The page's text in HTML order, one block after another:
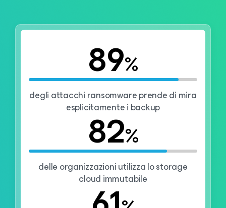
89%
degli attacchi ransomware prende di mira
esplicitamente i backup
82%
delle organizzazioni utilizza lo storage
cloud immutabile